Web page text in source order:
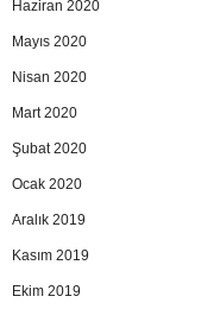
Haziran 2020
Mayıs 2020
Nisan 2020
Mart 2020
Şubat 2020
Ocak 2020
Aralık 2019
Kasım 2019
Ekim 2019